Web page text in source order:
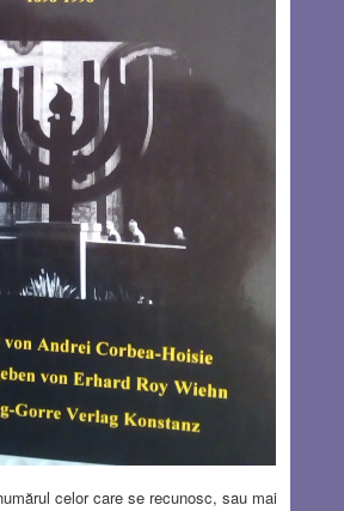
celor care se recunosc, sau mai